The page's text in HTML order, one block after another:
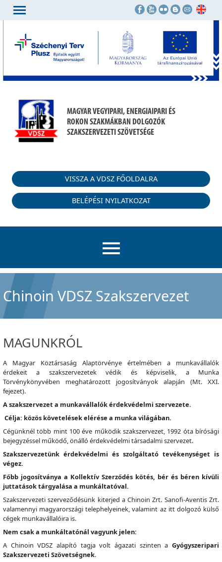
MAGYAR VEGYIPARI, ENERGIAIPARI ÉS
ROKON SZAKMÁKBAN DOLGOZÓK
SZAKSZERVEZETI SZÖVETSÉGE
VISSZA A VDSZ FŐOLDALRA
BELÉPÉSI NYILATKOZAT
Chinoin VDSZ Szakszervezet
MAGUNKRÓL
A Magyar Köztársaság Alaptörvénye értelmében a munkavállalók
érdekeit a szakszervezetek védik és képviselik, a Munka
Törvénykönyvében meghatározott jogosítványok alapján (Mt. XXI.
fejezet).
A szakszervezet a munkavállalók érdekvédelmi szervezete.
Célja: közös követelések elérése a munka világában.
Cégünknél több mint 100 éve működik szakszervezet, 1992 óta bírósági
bejegyzéssel működő, önálló érdekvédelmi társadalmi szervezet.
Szakszervezetünk érdekvédelmi és szolgáltató tevékenységet is
végez.
Főbb jogosítványa a Kollektív Szerződés kötés, bér és béren kívüli
juttatások tárgyalása a munkáltatóval.
Szakszervezeti szerveződésünk kiterjed a Chinoin Zrt. Sanofi-Aventis Zrt.
valamennyi magyarországi telephelyeinek, valamint az itt dolgozó külső
cégek munkavállalóira is.
Nem csak a munkáltatónál vagyunk jelen:
A Chinoin VDSZ alapító tagja volt ágazati szinten a Gyógyszeripari
Szakszervezeti Szövetségnek.